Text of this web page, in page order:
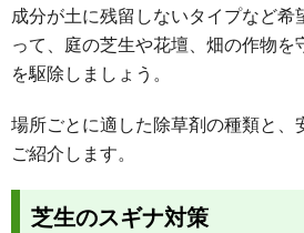
成分が土に残留しないタイプなど希
って、庭の芝生や花壇、畑の作物を
を駆除しましょう。
場所ごとに適した除草剤の種類と、
ご紹介します。
芝生のスギナ対策